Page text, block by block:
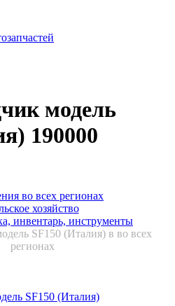
модель
190000
во всех регионах
хозяйство
инвентарь, инструменты
SF150 (Италия) в во всех
регионах